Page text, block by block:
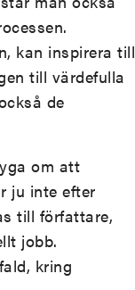
kan inspirera till
till värdefulla
de
om att
ju inte efter
till författare,
jobb.
kring